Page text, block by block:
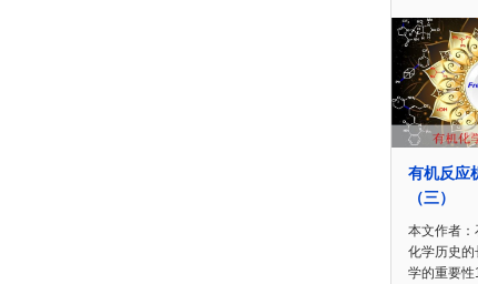
有机反应
（三）
本文作者
化学历史
学的重要